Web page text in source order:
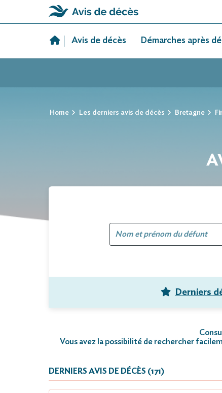
Avis de décès Démarches après
Home Les derniers avis de décès Bretagne
Derniers
Vous avez la possibilité de rechercher
DERNIERS AVIS DE DÉCÈS (171)